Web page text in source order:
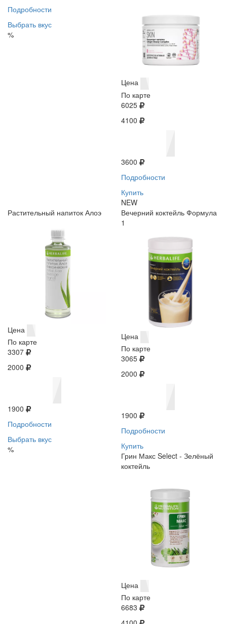
Подробности
Выбрать вкус
%
Цена
По карте
6025
4100
3600
Подробности
Купить
NEW
Растительный напиток Алоэ
Цена
По карте
3307
2000
1900
Подробности
Выбрать вкус
%
Вечерний коктейль Формула
1
Цена
По карте
3065
2000
1900
Подробности
Купить
Грин Макс Select - Зелёный
коктейль
Цена
По карте
6683